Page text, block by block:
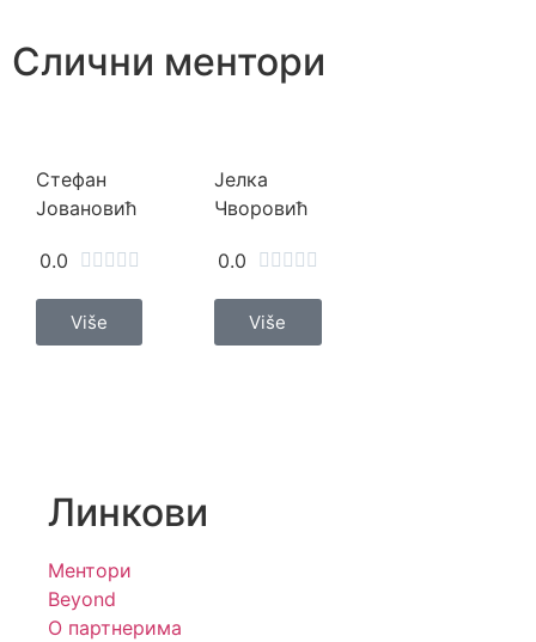
Слични ментори
Стефан
Јовановић
0.0     
Više
Јелка
Чворовић
0.0     
Više
Линкови
Ментори
Beyond
О партнерима